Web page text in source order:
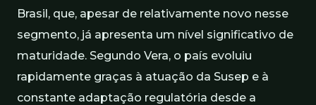
Brasil, que, apesar de relativamente novo nesse
segmento, já apresenta um nível significativo de
maturidade. Segundo Vera, o país evoluiu
rapidamente graças à atuação da Susep e à
constante adaptação regulatória desde a